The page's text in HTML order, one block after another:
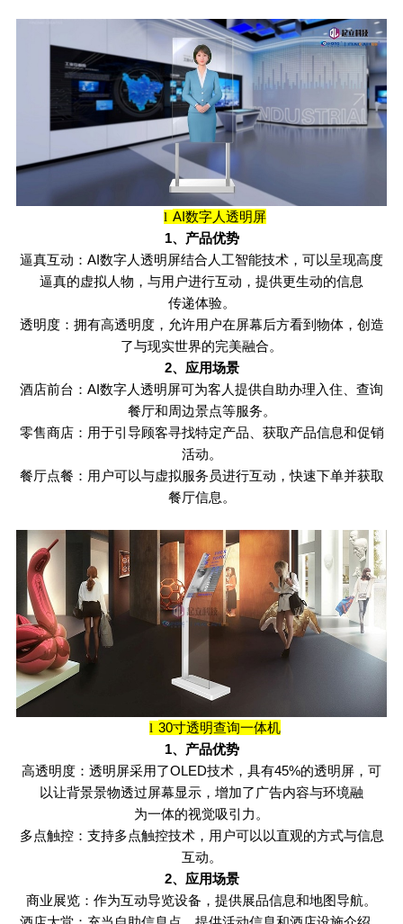
l AI数字人透明屏
1、产品优势
逼真互动： AI数字人透明屏结合人工智能技术，可以呈现高度
逼真的虚拟人物，与用户进行互动，提供更生动的信息
传递体验。
透明度：拥有高透明度，允许用户在屏幕后方看到物体，创造
了与现实世界的完美融合。
2、应用场景
酒店前台： AI数字人透明屏可为客人提供自助办理入住、查询
餐厅和周边景点等服务。
零售商店：用于引导顾客寻找特定产品、获取产品信息和促销
活动。
餐厅点餐：用户可以与虚拟服务员进行互动，快速下单并获取
餐厅信息。
l 30寸透明查询一体机
1、产品优势
高透明度：透明屏采用了OLED技术，具有45%的透明屏，可
以让背景景物透过屏幕显示，增加了广告内容与环境融
为一体的视觉吸引力。
多点触控：支持多点触控技术，用户可以以直观的方式与信息
互动。
2、应用场景
商业展览：作为互动导览设备，提供展品信息和地图导航。